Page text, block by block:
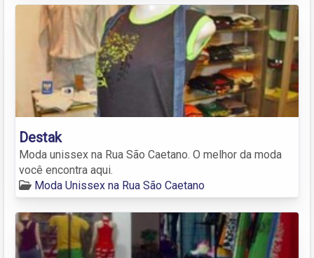
Destak
Moda unissex na Rua São Caetano. O melhor da moda
você encontra aqui.
Moda Unissex na Rua São Caetano